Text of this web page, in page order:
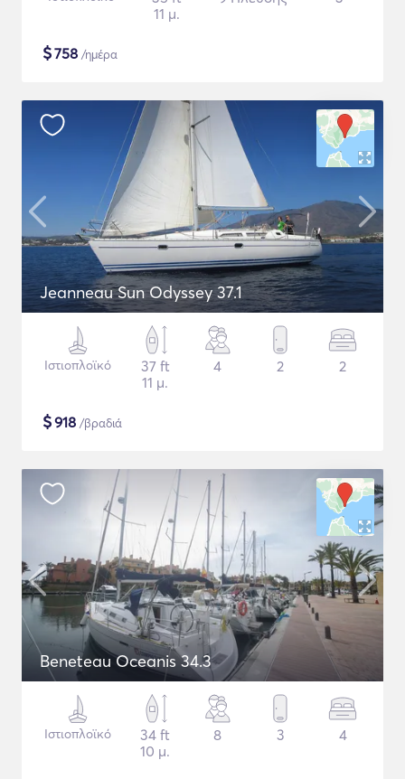
11 μ.
$758 /ημέρα
Jeanneau Sun Odyssey 37.1
Ιστιοπλοϊκό
37 ft
11 μ.
4 2 2
$918 /βραδιά
Beneteau Oceanis 34.3
Ιστιοπλοϊκό
34 ft
10 μ.
8 3 4